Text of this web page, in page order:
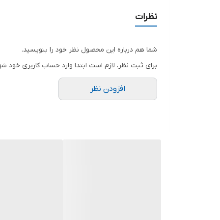
نظرات
شما هم درباره این محصول نظر خود را بنویسید.
برای ثبت نظر، لازم است ابتدا وارد حساب کاربری خود
افزودن نظر